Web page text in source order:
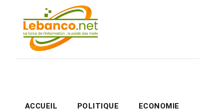
ACCUEIL POLITIQUE ECONOMIE